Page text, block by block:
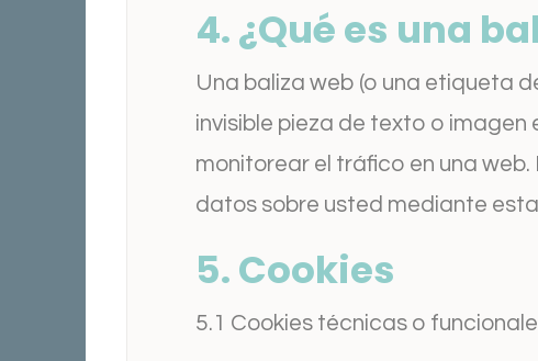
4. ¿Qué es una
Una baliza web (o una etiqueta
invisible pieza de texto o imagen
monitorear el tráfico en una
datos sobre usted mediante
5. Cookies
5.1 Cookies técnicas o